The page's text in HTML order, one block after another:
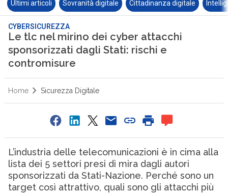
Ultimi articoli Sovranità digitale Cittadinanza digitale
CYBERSICUREZZA
Le tlc nel mirino dei cyber attacchi
sponsorizzati dagli Stati: rischi e
contromisure
Home Sicurezza Digitale
L’industria delle telecomunicazioni è in cima alla
lista dei 5 settori presi di mira dagli autori
sponsorizzati da Stati-Nazione. Perché sono un
target così attrattivo, quali sono gli attacchi più